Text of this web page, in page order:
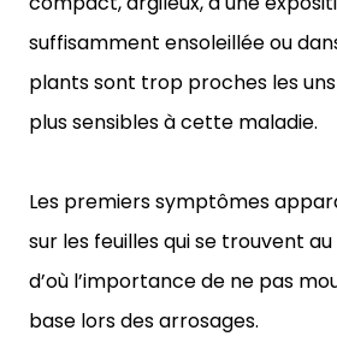
suffisamment ensoleillée ou
plants sont trop proches les
plus sensibles à cette maladie.
Les premiers symptômes
sur les feuilles qui se trouvent
d’où l’importance de ne pas
base lors des arrosages.